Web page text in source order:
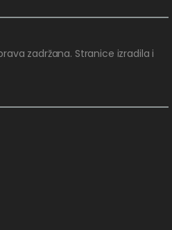
zadržana. Stranice izradila i